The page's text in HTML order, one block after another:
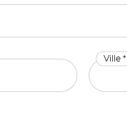
Ville *